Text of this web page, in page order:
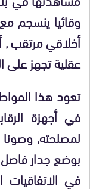
وقائيا ينسجم
أخلاقي مرتقب
عقلية تجهز على
تعود هذا
في أجهزة
لمصلحته, وصونا
بوضع جدار
في